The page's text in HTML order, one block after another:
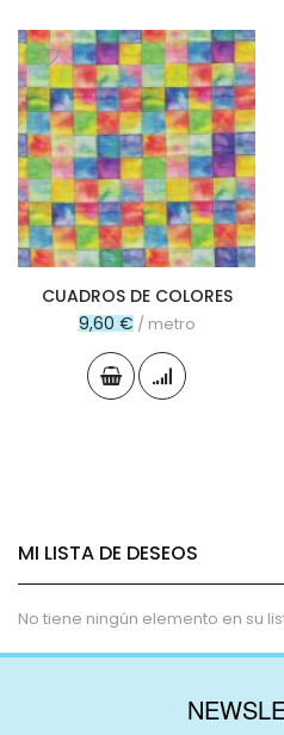
CUADROS DE COLORES
9,60 € / metro
MI LISTA DE DESEOS
No tiene ningún elemento en su